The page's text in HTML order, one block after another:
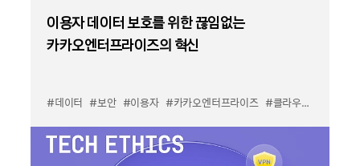
이용자 데이터 보호를 위한 끊임없는
카카오엔터프라이즈의 혁신
#데이터 #보안 #이용자 #카카오엔터프라이즈 #클라우드